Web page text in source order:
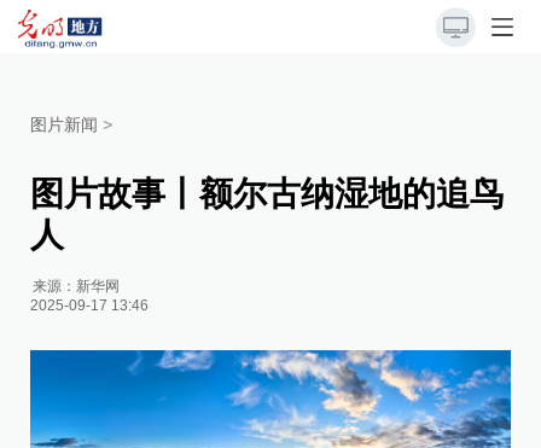
图片新闻 >
图片故事丨额尔古纳湿地的追鸟
人
来源： 新华网
2025-09-17 13:46